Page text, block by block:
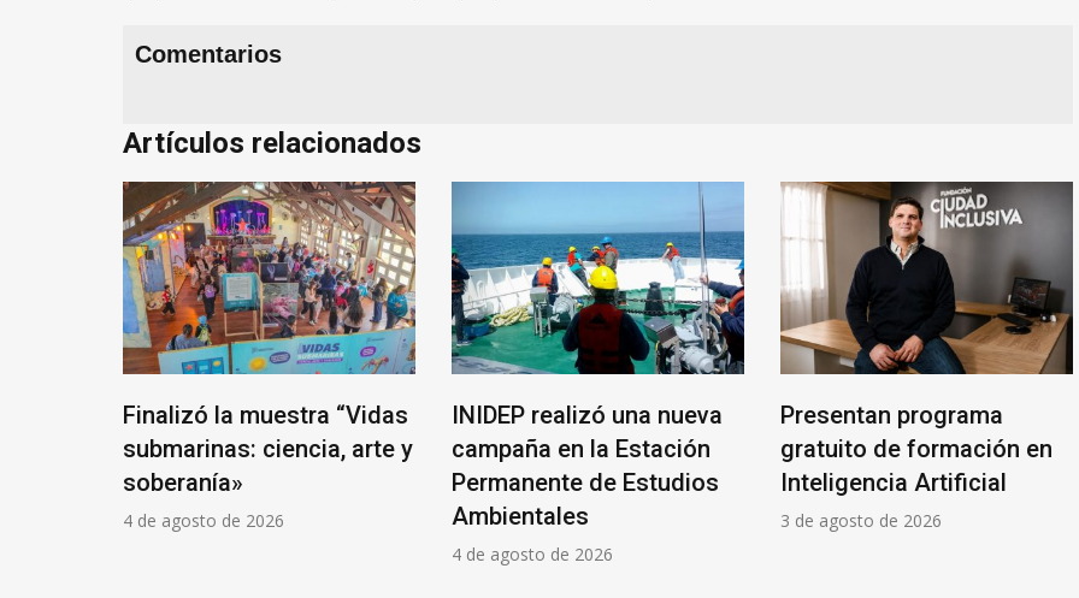
Comentarios
Artículos relacionados
Finalizó la muestra “Vidas
submarinas: ciencia, arte y
soberanía»
4 de agosto de 2026
INIDEP realizó una nueva
campaña en la Estación
Permanente de Estudios
Ambientales
4 de agosto de 2026
Presentan programa
gratuito de formación en
Inteligencia Artificial
3 de agosto de 2026